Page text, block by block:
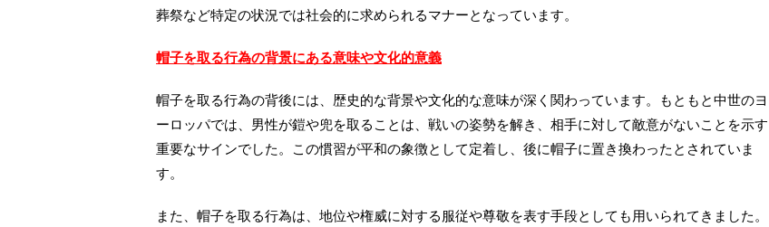
葬祭など特定の状況では社会的に求められるマナーとなっています。
帽子を取る行為の背景にある意味や文化的意義
帽子を取る行為の背後には、歴史的な背景や文化的な意味が深く関わっています。もともと中世のヨ
ーロッパでは、男性が鎧や兜を取ることは、戦いの姿勢を解き、相手に対して敵意がないことを示す
重要なサインでした。この慣習が平和の象徴として定着し、後に帽子に置き換わったとされていま
す。
また、帽子を取る行為は、地位や権威に対する服従や尊敬を表す手段としても用いられてきました。